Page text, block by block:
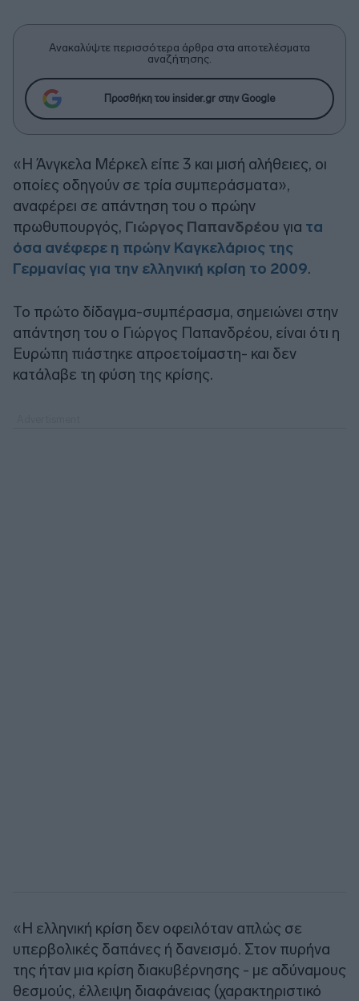
Ανακαλύψτε περισσότερα άρθρα στα αποτελέσματα
αναζήτησης.
Προσθήκη του insider.gr στην Google
«Η Άνγκελα Μέρκελ είπε 3 και μισή αλήθειες, οι
οποίες οδηγούν σε τρία συμπεράσματα»,
αναφέρει σε απάντηση του ο πρώην
πρωθυπουργός, Γιώργος Παπανδρέου για τα
όσα ανέφερε η πρώην Καγκελάριος της
Γερμανίας για την ελληνική κρίση το 2009.
Το πρώτο δίδαγμα-συμπέρασμα, σημειώνει στην
απάντηση του ο Γιώργος Παπανδρέου, είναι ότι η
Ευρώπη πιάστηκε απροετοίμαστη- και δεν
κατάλαβε τη φύση της κρίσης.
«Η ελληνική κρίση δεν οφειλόταν απλώς σε
υπερβολικές δαπάνες ή δανεισμό. Στον πυρήνα
της ήταν μια κρίση διακυβέρνησης - με αδύναμους
θεσμούς, έλλειψη διαφάνειας (χαρακτηριστικό